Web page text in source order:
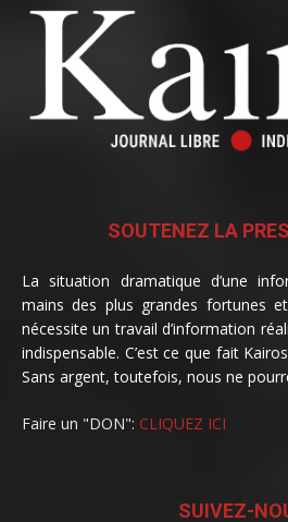
SOUTENEZ LA
La situation dramatique d’une
mains des plus grandes fortunes
nécessite un travail d’information
indispensable. C’est ce que fait
Sans argent, toutefois, nous ne
Faire un "DON": CLIQUEZ ICI
SUIVEZ-